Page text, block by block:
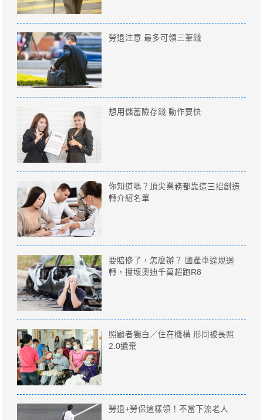
勞退注意 最多可領三筆錢
想用儲蓄險存錢 動作要快
你知道嗎？頂尖業務都靠這三招創造
轉介紹名單
要賠慘了，怎麼辦？ 國產車違規迴
轉，撞壞奧迪千萬超跑R8
照顧者獨白／住在機構 形同被長照
2.0遺棄
勞退+勞保這樣領！不當下流老人